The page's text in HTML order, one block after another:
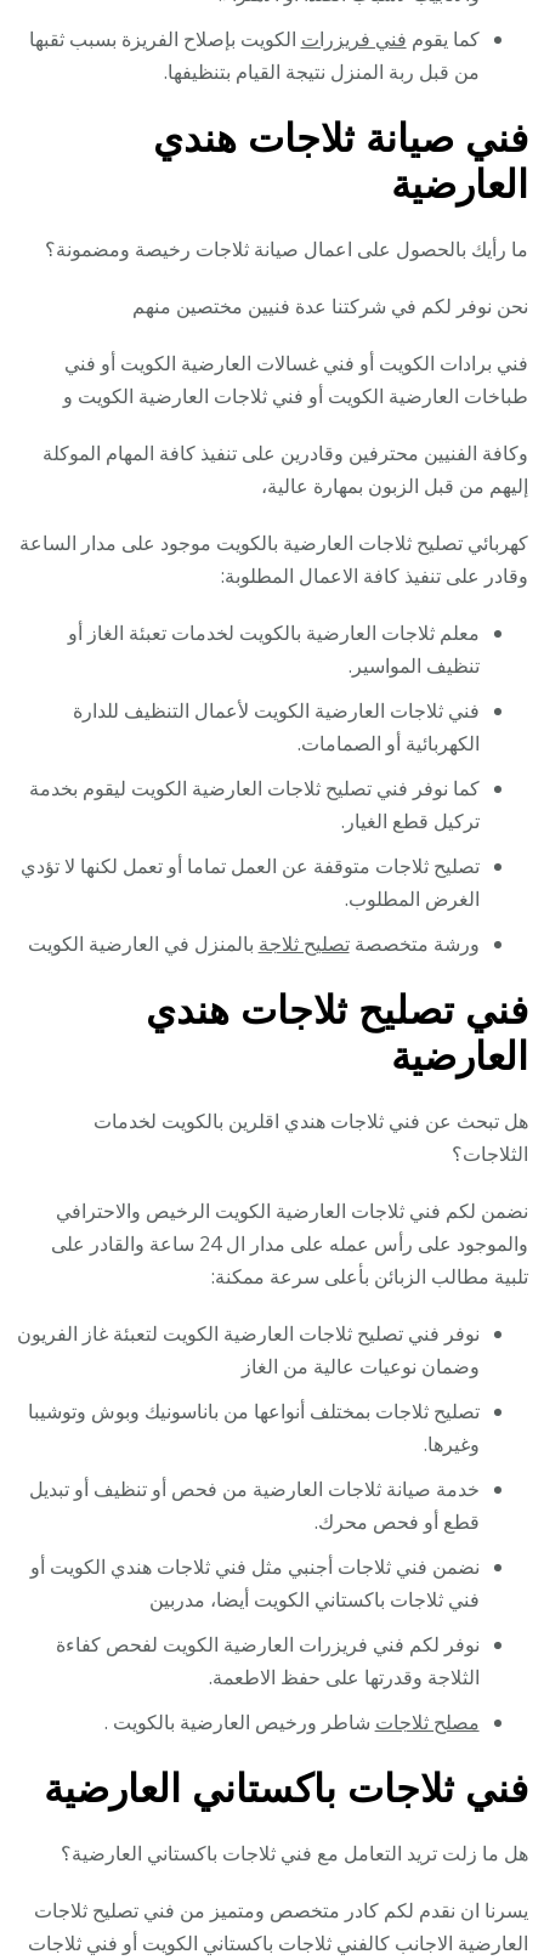
كما يقوم فني فريزرات الكويت بإصلاح الفريزة بسبب ثقبها
من قبل ربة المنزل نتيجة القيام بتنظيفها.
فني صيانة ثلاجات هندي
العارضية
ما رأيك بالحصول على اعمال صيانة ثلاجات رخيصة ومضمونة؟
نحن نوفر لكم في شركتنا عدة فنيين مختصين منهم
فني برادات الكويت أو فني غسالات العارضية الكويت أو فني
طباخات العارضية الكويت أو فني ثلاجات العارضية الكويت و
وكافة الفنيين محترفين وقادرين على تنفيذ كافة المهام الموكلة
إليهم من قبل الزبون بمهارة عالية،
كهربائي تصليح ثلاجات العارضية بالكويت موجود على مدار الساعة
وقادر على تنفيذ كافة الاعمال المطلوبة:
معلم ثلاجات العارضية بالكويت لخدمات تعبئة الغاز أو
تنظيف المواسير.
فني ثلاجات العارضية الكويت لأعمال التنظيف للدارة
الكهربائية أو الصمامات.
كما نوفر فني تصليح ثلاجات العارضية الكويت ليقوم بخدمة
تركيل قطع الغيار.
تصليح ثلاجات متوقفة عن العمل تماما أو تعمل لكنها لا تؤدي
الغرض المطلوب.
ورشة متخصصةتصليح ثلاجة بالمنزل في العارضية الكويت
فني تصليح ثلاجات هندي
العارضية
هل تبحث عن فني ثلاجات هندي اقلرين بالكويت لخدمات
الثلاجات؟
نضمن لكم فني ثلاجات العارضية الكويت الرخيص والاحترافي
والموجود على رأس عمله على مدار ال 24 ساعة والقادر على
تلبية مطالب الزبائن بأعلى سرعة ممكنة:
نوفر فني تصليح ثلاجات العارضية الكويت لتعبئة غاز الفريون
وضمان نوعيات عالية من الغاز
تصليح ثلاجات بمختلف أنواعها من باناسونيك وبوش وتوشيبا
وغيرها.
خدمة صيانة ثلاجات العارضية من فحص أو تنظيف أو تبديل
قطع أو فحص محرك.
نضمن فني ثلاجات أجنبي مثل فني ثلاجات هندي الكويت أو
فني ثلاجات باكستاني الكويت أيضا، مدربين
نوفر لكم فني فريزرات العارضية الكويت لفحص كفاءة
الثلاجة وقدرتها على حفظ الاطعمة.
مصلح ثلاجات شاطر ورخيص العارضية بالكويت .
فني ثلاجات باكستاني العارضية
هل ما زلت تريد التعامل مع فني ثلاجات باكستاني العارضية؟
يسرنا ان نقدم لكم كادر متخصص ومتميز من فني تصليح ثلاجات
العارضية الاجانب كالفني ثلاجات باكستاني الكويت أو فني ثلاجات